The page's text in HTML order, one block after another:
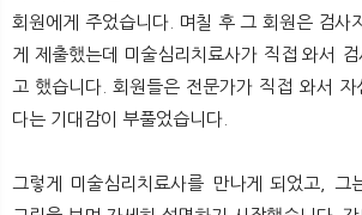
회원에게 주었습니다. 며칠 후 그 회원은 검사
게 제출했는데 미술심리치료사가 직접 와서
고 했습니다. 회원들은 전문가가 직접 와서
다는 기대감이 부풀었습니다.
그렇게 미술심리치료사를 만나게 되었고, 그